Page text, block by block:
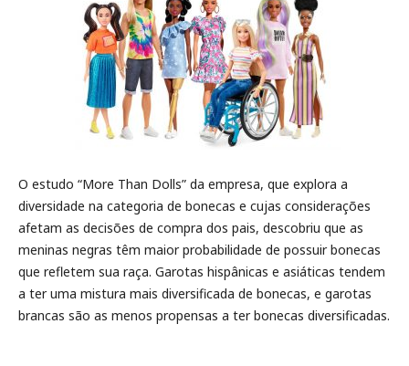
O estudo “More Than Dolls” da empresa, que explora a
diversidade na categoria de bonecas e cujas considerações
afetam as decisões de compra dos pais, descobriu que as
meninas negras têm maior probabilidade de possuir bonecas
que refletem sua raça. Garotas hispânicas e asiáticas tendem
a ter uma mistura mais diversificada de bonecas, e garotas
brancas são as menos propensas a ter bonecas diversificadas.